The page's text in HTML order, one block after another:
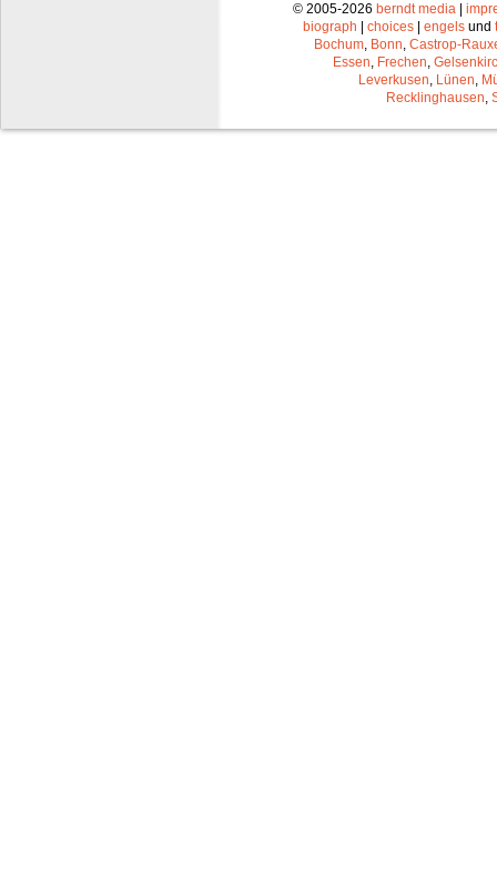
© 2005-2026 berndt media|
biograph
choices engels und
Bochum, Bonn, Castrop-
Essen, Frechen,
Leverkusen, Lünen,
Recklinghausen,